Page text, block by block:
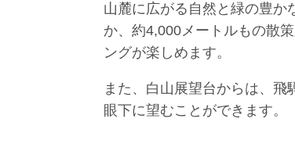
山麓に広がる自然と緑の豊か
か、約4,000メートルもの散
ングが楽しめます。
また、白山展望台からは、
眼下に望むことができます。